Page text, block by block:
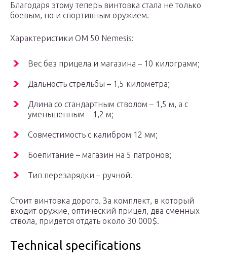
Благодаря этому теперь винтовка стала не только
боевым, но и спортивным оружием.
Характеристики OM 50 Nemesis:
Вес без прицела и магазина – 10 килограмм;
Дальность стрельбы – 1,5 километра;
Длина со стандартным стволом – 1,5 м, а с
уменьшенным – 1,2 м;
Совместимость с калибром 12 мм;
Боепитание – магазин на 5 патронов;
Тип перезарядки – ручной.
Стоит винтовка дорого. За комплект, в который
входит оружие, оптический прицел, два сменных
ствола, придется отдать около 30 000$.
Technical specifications